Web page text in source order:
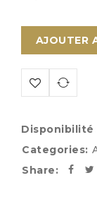
AJOUTER
Disponibilité
Categories:
Share: